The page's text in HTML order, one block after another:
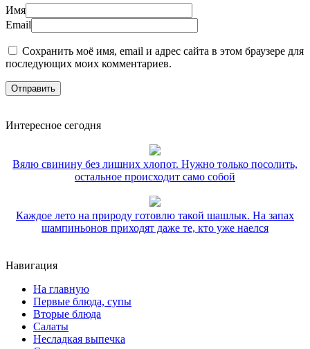
Имя
Email
Сохранить моё имя, email и адрес сайта в этом браузере для
последующих моих комментариев.
Интересное сегодня
Вялю свинину без лишних хлопот. Нужно только посолить,
остальное происходит само собой
Каждое лето на природу готовлю такой шашлык. На запах
шампиньонов приходят даже те, кто уже наелся
Навигация
На главную
Первые блюда, супы
Вторые блюда
Салаты
Несладкая выпечка